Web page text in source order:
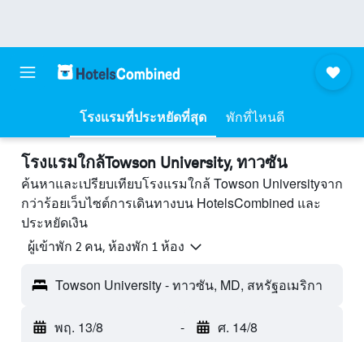
โรงแรมที่ประหยัดที่สุด พักที่ไหนดี
โรงแรมใกล้Towson University, ทาวซัน
ค้นหาและเปรียบเทียบโรงแรมใกล้ Towson Universityจาก
กว่าร้อยเว็บไซต์การเดินทางบน HotelsCombined และ
ประหยัดเงิน
ผู้เข้าพัก 2 คน, ห้องพัก 1 ห้อง
Towson University - ทาวซัน, MD, สหรัฐอเมริกา
พฤ. 13/8 - ศ. 14/8